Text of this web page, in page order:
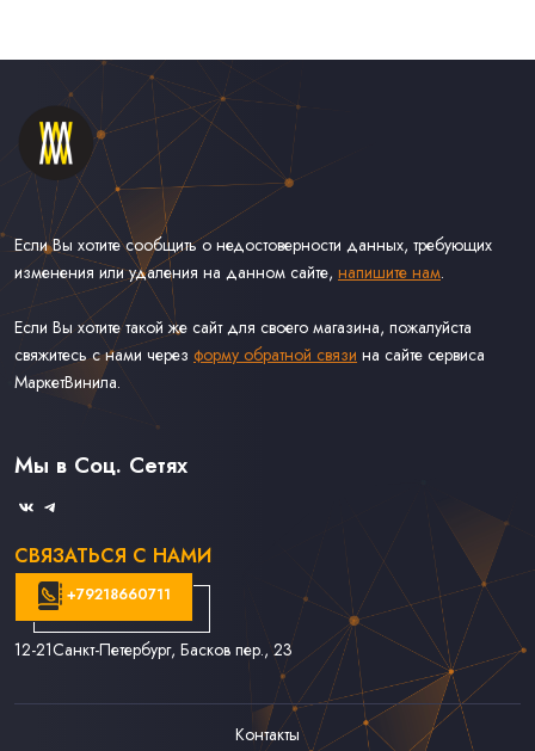
Если Вы хотите сообщить о недостоверности данных, требующих
изменения или удаления на данном сайте, напишите нам.
Если Вы хотите такой же сайт для своего магазина, пожалуйста
свяжитесь с нами через форму обратной связи на сайте сервиса
МаркетВинила.
Каталог Винила, CD и Кассет
Доставка и Оплата
Связаться С Нами
Мы в Соц. Сетях
СВЯЗАТЬСЯ С НАМИ
+79218660711
12-21Санкт-Петербург, Басков пер., 23
Контакты